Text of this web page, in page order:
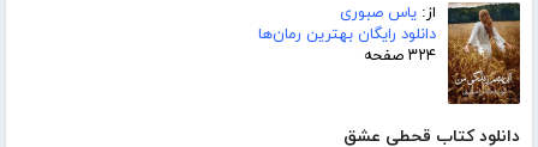
از: یاس صبوری
دانلود رایگان بهترین رمان‌ها
۳۲۴ صفحه
دانلود کتاب قحطی عشق